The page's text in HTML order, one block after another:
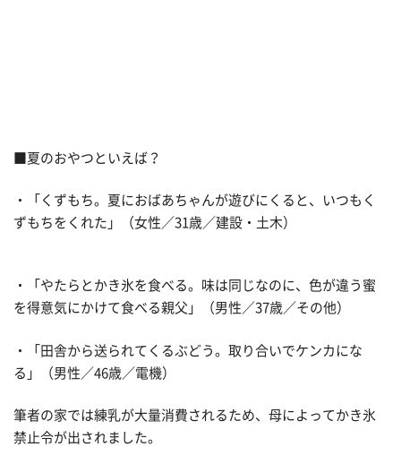
■夏のおやつといえば？
・「くずもち。夏におばあちゃんが遊びにくると、いつもく
ずもちをくれた」（女性／31歳／建設・土木）
・「やたらとかき氷を食べる。味は同じなのに、色が違う蜜
を得意気にかけて食べる親父」（男性／37歳／その他）
・「田舎から送られてくるぶどう。取り合いでケンカにな
る」（男性／46歳／電機）
筆者の家では練乳が大量消費されるため、母によってかき氷
禁止令が出されました。